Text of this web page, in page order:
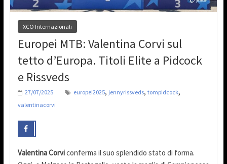
XCO Internazionali
Europei MTB: Valentina Corvi sul
tetto d’Europa. Titoli Elite a Pidcock
e Rissveds
27/07/2025 europei2025, jennyrissveds, tompidcock,
valentinacorvi
Valentina Corviconferma il suo splendido stato di forma.